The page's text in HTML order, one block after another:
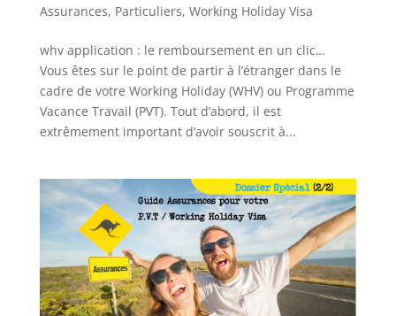
Assurances, Particuliers, Working Holiday Visa
whv application : le remboursement en un clic…
Vous êtes sur le point de partir à l’étranger dans le
cadre de votre Working Holiday (WHV) ou Programme
Vacance Travail (PVT). Tout d’abord, il est
extrêmement important d’avoir souscrit à...